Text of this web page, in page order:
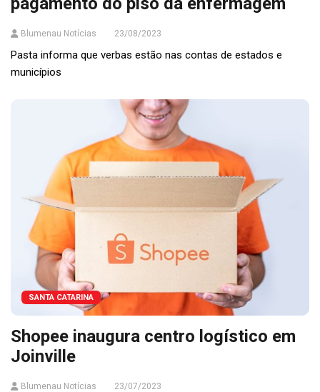
Blumenau Notícias 23/08/2023
Pasta informa que verbas estão nas contas de estados e
municípios
SANTA CATARINA
Shopee inaugura centro logístico em
Joinville
Blumenau Notícias 23/07/2023